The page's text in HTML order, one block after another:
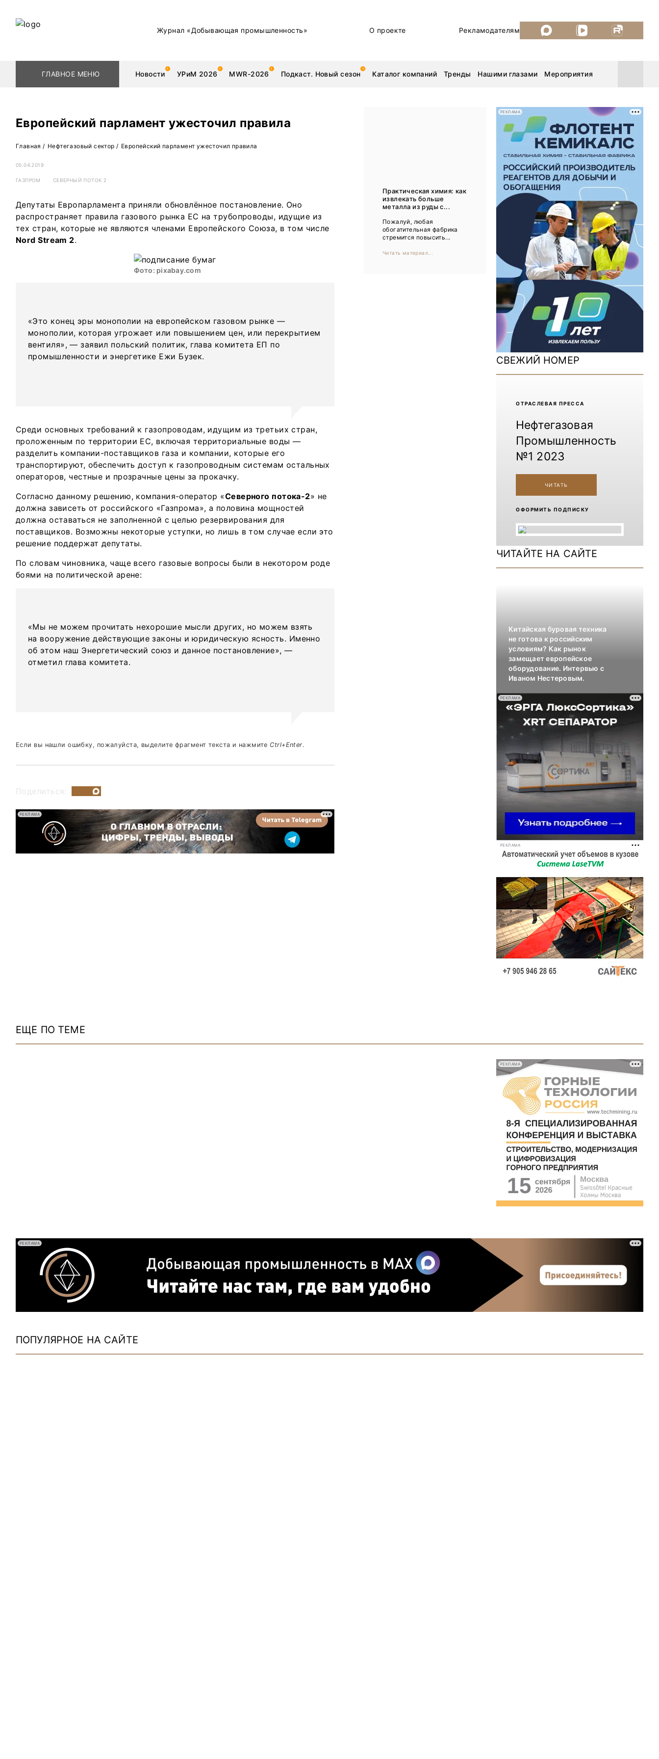
Журнал «Добывающая промышленность» О проекте Рекламодателям
ГЛАВНОЕ МЕНЮ Новости УРиМ 2026 MWR-2026 Подкаст. Новый сезон Каталог компаний Тренды Нашими глазами Мероприятия
Геологоразведка
Добыча
Металлургия
Редкоземельные металлы
Нефть Бренд
Тренды
Уголь России и Майнинг 2026
MiningWorld Russia 2026
ДП Подкаст. Новый сезон
Рудник 2025
MiningWorld Russia 2025
Уголь России и Майнинг 2025
Рудник 2024 | Обзор выставки
В помощь шахтёру 2024
Уголь России и Майнинг 2024
Mining World Russia 2024
Европейский парламент ужесточил правила
Главная / Нефтегазовый сектор/ Европейский парламент ужесточил правила
05.04.2019
ГАЗПРОМ СЕВЕРНЫЙ ПОТОК 2
Депутаты Европарламента приняли обновлённое постановление. Оно
распространяет правила газового рынка ЕС на трубопроводы, идущие из
тех стран, которые не являются членами Европейского Союза, в том числе
Nord Stream 2.
Фото: pixabay.com
«Это конец эры монополии на европейском газовом рынке —
монополии, которая угрожает или повышением цен, или перекрытием
вентиля», — заявил польский политик, глава комитета ЕП по
промышленности и энергетике Ежи Бузек.
Среди основных требований к газопроводам, идущим из третьих стран,
проложенным по территории ЕС, включая территориальные воды —
разделить компании-поставщиков газа и компании, которые его
транспортируют, обеспечить доступ к газопроводным системам остальных
операторов, честные и прозрачные цены за прокачку.
Согласно данному решению, компания-оператор «Северного потока-2» не
должна зависеть от российского «Газпрома», а половина мощностей
должна оставаться не заполненной с целью резервирования для
поставщиков. Возможны некоторые уступки, но лишь в том случае если это
решение поддержат депутаты.
По словам чиновника, чаще всего газовые вопросы были в некотором роде
боями на политической арене:
«Мы не можем прочитать нехорошие мысли других, но можем взять
на вооружение действующие законы и юридическую ясность. Именно
об этом наш Энергетический союз и данное постановление», —
отметил глава комитета.
Если вы нашли ошибку, пожалуйста, выделите фрагмент текста и нажмите Ctrl+Enter.
Поделиться:
РЕКЛАМА
Практическая химия: как
извлекать больше
металла из руды с...
Пожалуй, любая
обогатительная фабрика
стремится повысить...
Читать материал...
РЕКЛАМА
СВЕЖИЙ НОМЕР
ОТРАCЛЕВАЯ ПРЕССА
Нефтегазовая
Промышленность
№1 2023
ЧИТАТЬ
ОФОРМИТЬ ПОДПИСКУ
ЧИТАЙТЕ НА САЙТЕ
Китайская буровая техника
не готова к российским
условиям? Как рынок
замещает европейское
оборудование. Интервью с
Иваном Нестеровым.
РЕКЛАМА
РЕКЛАМА
ЕЩЕ ПО ТЕМЕ
РЕКЛАМА
РЕКЛАМА
ПОПУЛЯРНОЕ НА САЙТЕ